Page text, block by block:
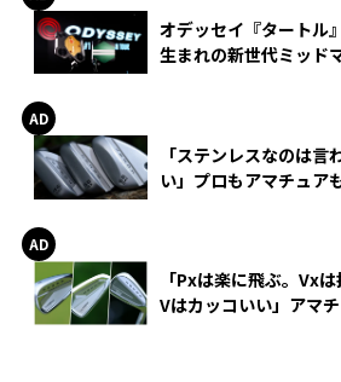
オデッセイ『タートル
生まれの新世代ミッド
「ステンレスなのは
い」プロもアマチュア
「Pxは楽に飛ぶ。Vx
Vはカッコいい」アマ